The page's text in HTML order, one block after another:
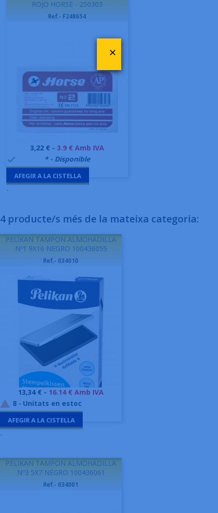
ROJO HORSE - 250303
Ref.- F248654
Preu
3,22 € - 3.9 € Amb IVA
 * - Disponible
AFEGIR A LA CISTELLA
-
4 producte/s més de la mateixa categoria:
PELIKAN TAMPON ALMOHADILLA
Nº1 9X16 NEGRO 100436055
Ref.- 034010
Preu
13,34 € - 16.14 € Amb IVA
 8 - Unitats en estoc
AFEGIR A LA CISTELLA
-
PELIKAN TAMPON ALMOHADILLA
Nº3 5X7 NEGRO 100436061
Ref.- 034001
×